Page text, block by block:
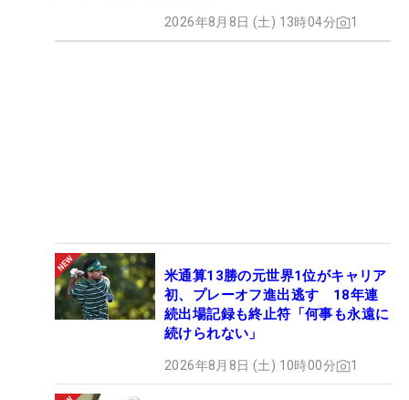
2026年8月8日 (土) 13時04分 1
米通算13勝の元世界1位がキャリア
初、プレーオフ進出逃す 18年連
続出場記録も終止符「何事も永遠に
続けられない」
2026年8月8日 (土) 10時00分 1